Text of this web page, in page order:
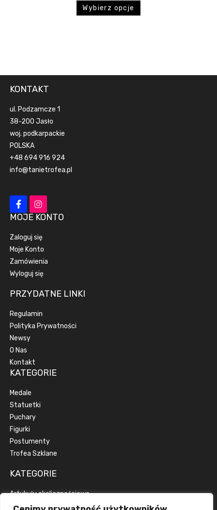
Wybierz opcje
KONTAKT
ul. Podzamcze 1
38-200 Jasło
woj. podkarpackie
POLSKA
+48 694 916 924
info@tanietrofea.pl
MOJE KONTO
Zaloguj się
Moje Konto
Zamówienia
Wyloguj się
PRZYDATNE LINKI
Regulamin
Polityka Prywatności
Newsy
O Nas
Kontakt
KATEGORIE
Medale
Statuetki
Puchary
Figurki
Postumenty
Trofea Szklane
KATEGORIE
Artykuły okolicznościowe
Artykuły reklamowe